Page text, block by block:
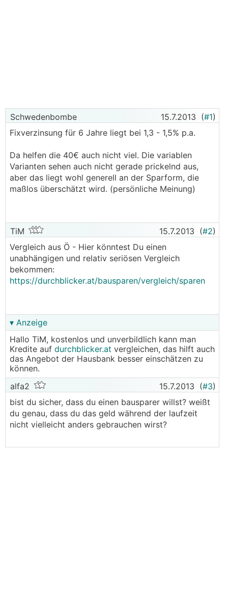
Schwedenbombe 15.7.2013 (#1)
Fixverzinsung für 6 Jahre liegt bei 1,3 - 1,5% p.a.
Da helfen die 40€ auch nicht viel. Die variablen
Varianten sehen auch nicht gerade prickelnd aus,
aber das liegt wohl generell an der Sparform, die
maßlos überschätzt wird. (persönliche Meinung)
TiM 15.7.2013 (#2)
Vergleich aus Ö - Hier könntest Du einen
unabhängigen und relativ seriösen Vergleich
bekommen:
https://durchblicker.at/bausparen/vergleich/sparen
▾ Anzeige
Hallo TiM, kostenlos und unverbildlich kann man
Kredite auf durchblicker.at vergleichen, das hilft auch
das Angebot der Hausbank besser einschätzen zu
können.
alfa2
15.7.2013 (#3)
bist du sicher, dass du einen bausparer willst? weißt
du genau, dass du das geld während der laufzeit
nicht vielleicht anders gebrauchen wirst?